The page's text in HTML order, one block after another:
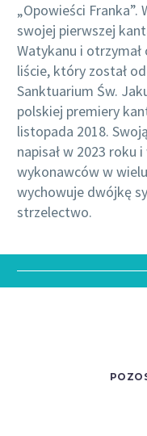
„Opowieści Franka”.
swojej pierwszej
Watykanu i
liście, który został
Sanktuarium Św.
polskiej premiery
listopada 2018.
napisał w 2023 roku
wykonawców w
wychowuje dwójkę
strzelectwo.